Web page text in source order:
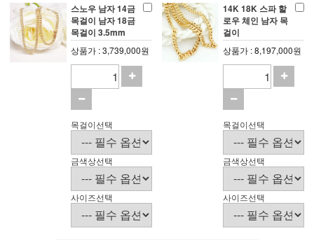
스노우 남자 14금
목걸이 남자 18금
목걸이 3.5mm
상품가 : 3,739,000원
목걸이선택
금색상선택
사이즈선택
14K 18K 스파 할
로우 체인 남자 목
걸이
상품가 : 8,197,000원
목걸이선택
금색상선택
사이즈선택